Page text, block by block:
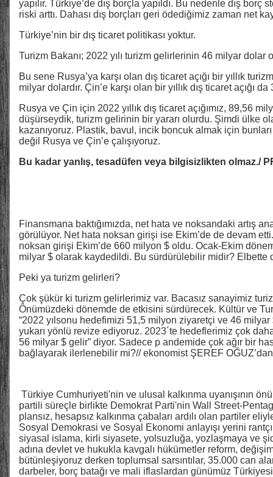
yapılır. Türkiye’de dış borçla yapıldı. Bu nedenle dış borç
riski arttı. Dahası dış borçları geri ödediğimiz zaman net
Türkiye’nin bir dış ticaret politikası yoktur.
Turizm Bakanı; 2022 yılı turizm gelirlerinin 46 milyar dolar
Bu sene Rusya’ya karşı olan dış ticaret açığı bir yıllık
milyar dolardır. Çin’e karşı olan bir yıllık dış ticaret açığı
Rusya ve Çin için 2022 yıllık dış ticaret açığımız, 89,56
düşürseydik, turizm gelirinin bir yararı olurdu. Şimdi ülke
kazanıyoruz. Plastik, bavul, incik boncuk almak için
değil Rusya ve Çin’e çalışıyoruz.
Bu kadar yanlış, tesadüfen veya bilgisizlikten olmaz./
Finansmana baktığımızda, net hata ve noksandaki artış
görülüyor. Net hata noksan girişi ise Ekim’de de devam
noksan girişi Ekim’de 660 milyon $ oldu. Ocak-Ekim
milyar $ olarak kaydedildi. Bu sürdürülebilir midir?
Peki ya turizm gelirleri?
Çok şükür ki turizm gelirlerimiz var. Bacasız sanayimiz
Önümüzdeki dönemde de etkisini sürdürecek. Kültür ve
“2022 yılsonu hedefimizi 51,5 milyon ziyaretçi ve 46
yukarı yönlü revize ediyoruz. 2023´te hedeflerimiz çok
56 milyar $ gelir” diyor. Sadece p andemide çok ağır bir
bağlayarak ilerlenebilir mi?// ekonomist ŞEREF
Türkiye Cumhuriyeti'nin ve ulusal kalkınma uyanışının
partili süreçle birlikte Demokrat Parti'nin Wall Street-
plansız, hesapsız kalkınma çabaları ardılı olan partiler
Sosyal Demokrasi ve Sosyal Ekonomi anlayışı yerini
siyasal islama, kirli siyasete, yolsuzluğa, yozlaşmaya ve
adına devlet ve hukukla kavgalı hükümetler reform,
bütünleşiyoruz derken toplumsal sarsıntılar, 35.000 can
darbeler, borç batağı ve mali iflaslardan günümüz